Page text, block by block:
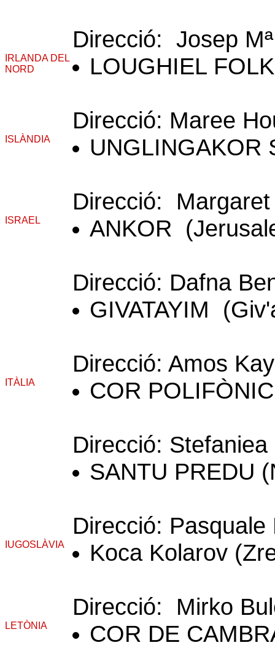
Direcció: Josep
IRLANDA DEL
NORD
LOUGHIEL
Direcció: Maree
ISLÀNDIA UNGLINGAKOR
Direcció:
ISRAEL ANKOR
Direcció: Dafna
GIVATAYIM
Direcció: Amos
ITÀLIA COR
Direcció: Stefaniea
SANTU PREDU
Direcció: Pasquale
IUGOSLÀVIA Koca Kolarov
Direcció: Mirko
LETÒNIA COR DE